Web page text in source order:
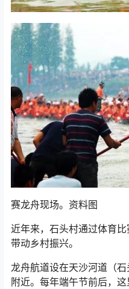
赛龙舟现场。资料图
近年来，石头村通过体育比
带动乡村振兴。
龙舟航道设在天沙河道（
附近。每年端午节前后，